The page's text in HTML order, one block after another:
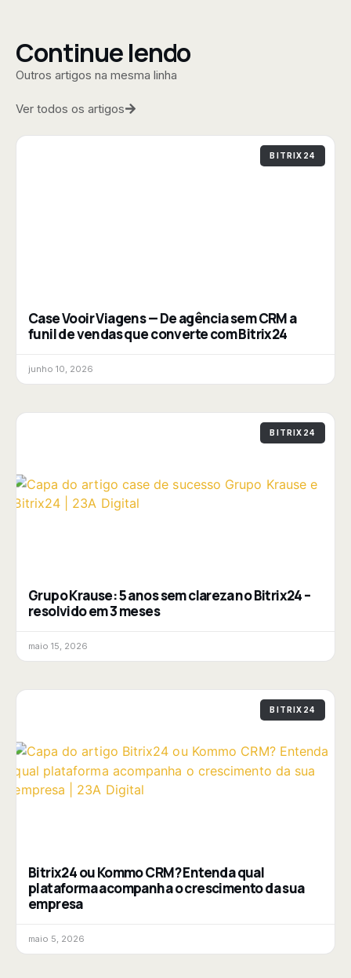
Continue lendo
Outros artigos na mesma linha
Ver todos os artigos
BITRIX24
Case Vooir Viagens — De agência sem CRM a
funil de vendas que converte com Bitrix24
junho 10, 2026
BITRIX24
Grupo Krause: 5 anos sem clareza no Bitrix24 –
resolvido em 3 meses
maio 15, 2026
BITRIX24
Bitrix24 ou Kommo CRM? Entenda qual
plataforma acompanha o crescimento da sua
empresa
maio 5, 2026